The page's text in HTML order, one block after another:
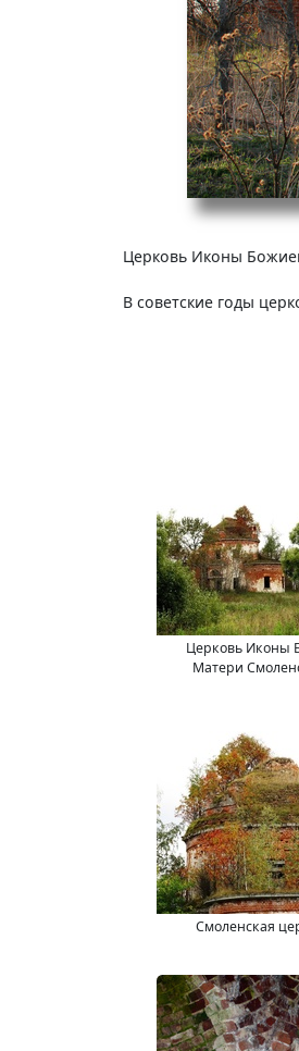
Церковь Иконы
В советские годы
Церковь Иконы
Матери
Смоленская